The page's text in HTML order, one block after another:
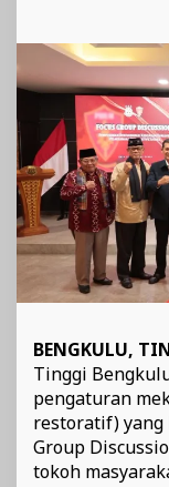
BENGKULU,
Tinggi
pengaturan
restoratif) yang
Group
tokoh